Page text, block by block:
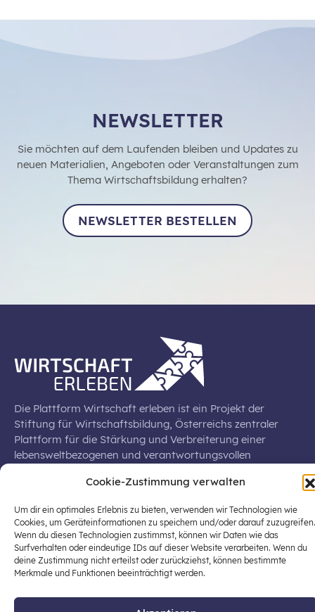
Cookie-Zustimmung verwalten
Um dir ein optimales Erlebnis zu bieten, verwenden wir Technologien wie
Cookies, um Geräteinformationen zu speichern und/oder darauf zuzugreifen.
Wenn du diesen Technologien zustimmst, können wir Daten wie das
Surfverhalten oder eindeutige IDs auf dieser Website verarbeiten. Wenn du
deine Zustimmung nicht erteilst oder zurückziehst, können bestimmte
Merkmale und Funktionen beeinträchtigt werden.
NEWSLETTER
Sie möchten auf dem Laufenden bleiben und Updates zu
neuen Materialien, Angeboten oder Veranstaltungen zum
Thema Wirtschaftsbildung erhalten?
NEWSLETTER BESTELLEN
Die Plattform Wirtschaft erleben ist ein Projekt der
Stiftung für Wirtschaftsbildung, Österreichs zentraler
Plattform für die Stärkung und Verbreiterung einer
lebensweltbezogenen und verantwortungsvollen
(Fokus: Sekundarstufe I).
© 2026 Stiftung für Wirtschaftsbildung
office@stiftung-wirtschaftsbildung.at